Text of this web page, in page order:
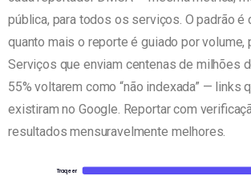
pública, para todos os serviços. O padrão é
quanto mais o reporte é guiado por volume,
Serviços que enviam centenas de milhões
55% voltarem como “não indexada” — links
existiram no Google. Reportar com
resultados mensuravelmente melhores.
Traqeer